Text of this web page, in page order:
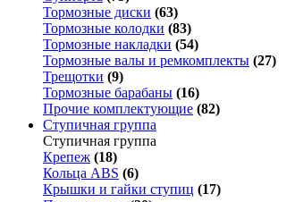
Тормозные диски (63)
Тормозные колодки (83)
Тормозные накладки (54)
Тормозные валы и ремкомплекты (27)
Трещотки (9)
Тормозные барабаны (16)
Прочие комплектующие (82)
Ступичная группа
Ступичная группа
Крепеж (18)
Кольца ABS (6)
Крышки и гайки ступиц (17)